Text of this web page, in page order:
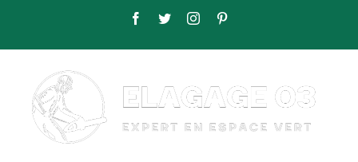
Facebook
TwitterInstagram